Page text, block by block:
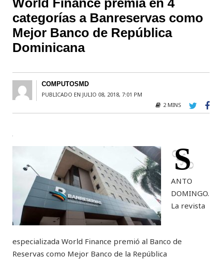
World Finance premia en 4
categorías a Banreservas como
Mejor Banco de República
Dominicana
COMPUTOSMD
PUBLICADO EN JULIO 08, 2018, 7:01 PM
2 MINS
S
ANTO
DOMINGO.
La revista
especializada World Finance premió al Banco de
Reservas como Mejor Banco de la República